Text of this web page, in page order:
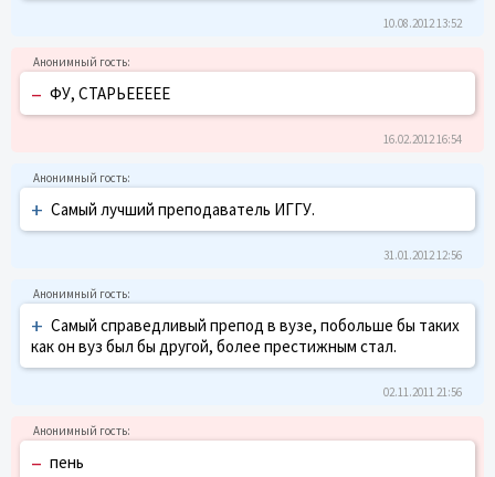
10.08.2012 13:52
– ФУ, СТАРЬЕЕЕЕЕ
16.02.2012 16:54
+ Самый лучший преподаватель ИГГУ.
31.01.2012 12:56
+ Самый справедливый препод в вузе, побольше бы таких
как он вуз был бы другой, более престижным стал.
02.11.2011 21:56
– пень